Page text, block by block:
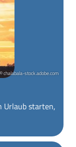
© chalabala-stock.adobe.com
Urlaub starten,